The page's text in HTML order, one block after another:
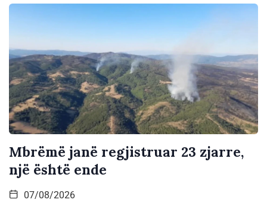
Mbrëmë janë regjistruar 23 zjarre,
një është ende
07/08/2026